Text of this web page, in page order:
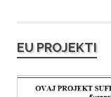
EU PROJEKTI